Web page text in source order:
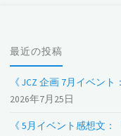
最近の投稿
《 JCZ 企画 7月イベン
2026年7月25日
《 5月イベント感想文：